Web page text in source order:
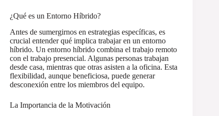
¿Qué es un Entorno Híbrido?
Antes de sumergirnos en estrategias específicas, es
crucial entender qué implica trabajar en un entorno
híbrido. Un entorno híbrido combina el trabajo remoto
con el trabajo presencial. Algunas personas trabajan
desde casa, mientras que otras asisten a la oficina. Esta
flexibilidad, aunque beneficiosa, puede generar
desconexión entre los miembros del equipo.
La Importancia de la Motivación